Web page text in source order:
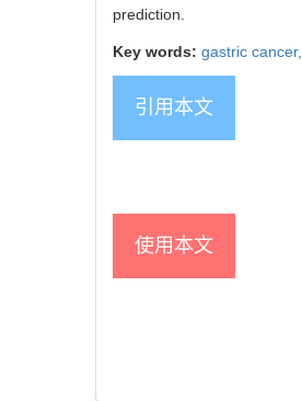
prediction.
Key words: gastric cancer,
引用本文
使用本文